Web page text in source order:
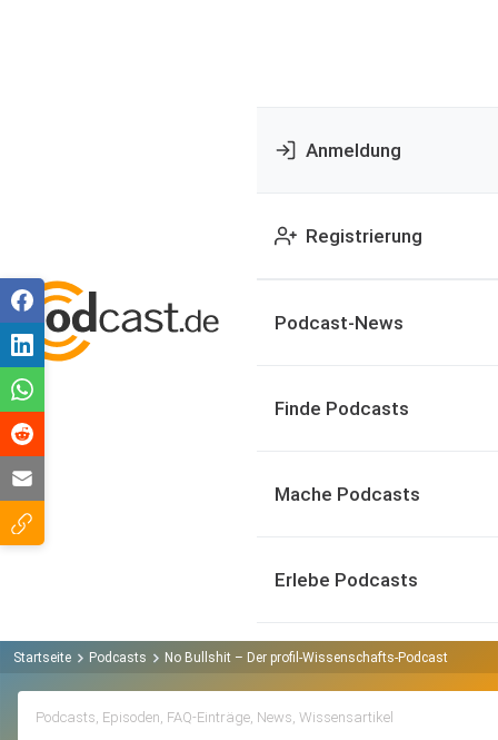
Anmeldung
Registrierung
Podcast-News
Finde Podcasts
Mache Podcasts
Erlebe Podcasts
Startseite Podcasts No Bullshit – Der profil-Wissenschafts-Podcast